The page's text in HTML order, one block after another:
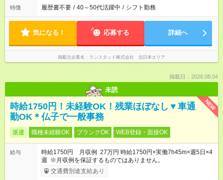
特徴 履歴書不要 / 40～50代活躍中 / シフト勤務
気になる！ 応募する 詳細へ
掲載元企業名 ランスタッド株式会社 北日本エリア
掲載日：2026.08.04
未読
NEW
時給1750円！未経験OK！残業ほぼなし▼車通
勤OK＊仏子で一般事務
派遣 職種未経験OK ブランクOK WEB登録・面接OK
給与
時給1750円 月収例 27万円 時給1750円×実働7h45m×週5日×4
週 ※月収例を保証するものではありません。
交通費別途支給あり